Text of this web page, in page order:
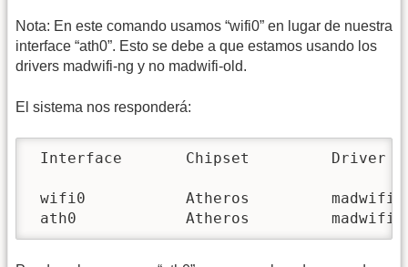
Nota: En este comando usamos “wifi0” en lugar de nuestra
interface “ath0”. Esto se debe a que estamos usando los
drivers madwifi-ng y no madwifi-old.
El sistema nos responderá:
Interface       Chipset         Driver
wifi0           Atheros         madwifi-
ath0            Atheros         madwifi-ng